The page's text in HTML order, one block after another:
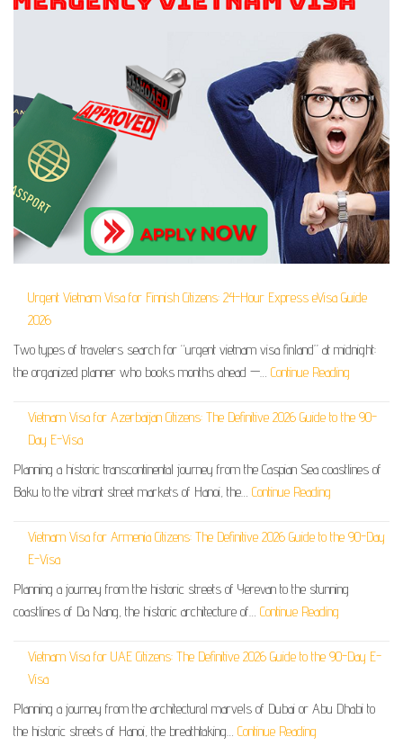
Urgent Vietnam Visa for Finnish Citizens: 24-Hour Express eVisa Guide
2026
Two types of travelers search for “urgent vietnam visa finland” at midnight:
the organized planner who books months ahead —… Continue Reading
Vietnam Visa for Azerbaijan Citizens: The Definitive 2026 Guide to the 90-
Day E-Visa
Planning a historic transcontinental journey from the Caspian Sea coastlines of
Baku to the vibrant street markets of Hanoi, the… Continue Reading
Vietnam Visa for Armenia Citizens: The Definitive 2026 Guide to the 90-Day
E-Visa
Planning a journey from the historic streets of Yerevan to the stunning
coastlines of Da Nang, the historic architecture of… Continue Reading
Vietnam Visa for UAE Citizens: The Definitive 2026 Guide to the 90-Day E-
Visa
Planning a journey from the architectural marvels of Dubai or Abu Dhabi to
the historic streets of Hanoi, the breathtaking… Continue Reading